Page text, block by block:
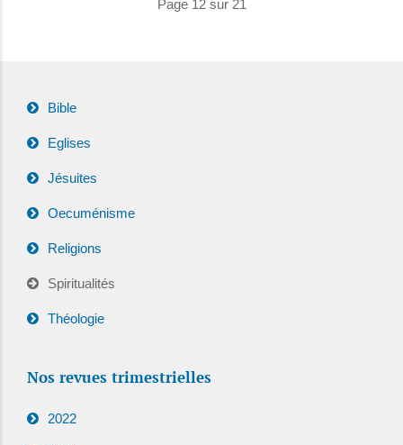
Page 12 sur 21
Bible
Eglises
Jésuites
Oecuménisme
Religions
Spiritualités
Théologie
Nos revues trimestrielles
2022